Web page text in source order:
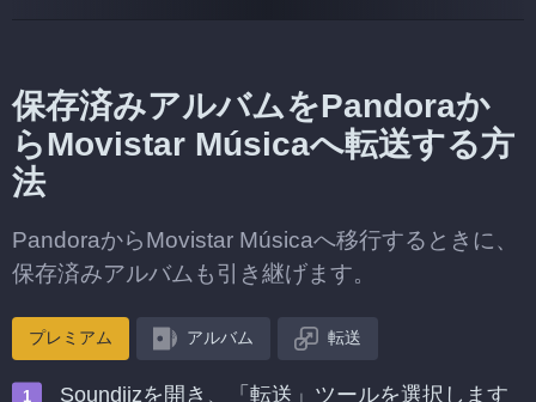
保存済みアルバムをPandoraか
らMovistar Músicaへ転送する方
法
PandoraからMovistar Músicaへ移行するときに、
保存済みアルバムも引き継げます。
プレミアム アルバム 転送
Soundiizを開き、「転送」ツールを選択します